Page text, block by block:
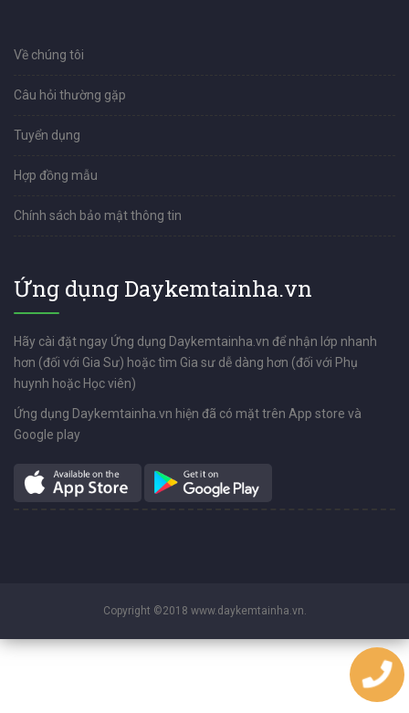
Về chúng tôi
Câu hỏi thường gặp
Tuyển dụng
Hợp đồng mẫu
Chính sách bảo mật thông tin
Ứng dụng Daykemtainha.vn
Hãy cài đặt ngay Ứng dụng Daykemtainha.vn để nhận lớp nhanh
hơn (đối với Gia Sư) hoặc tìm Gia sư dễ dàng hơn (đối với Phụ
huynh hoặc Học viên)
Ứng dụng Daykemtainha.vn hiện đã có mặt trên App store và
Google play
Copyright ©2018 www.daykemtainha.vn.